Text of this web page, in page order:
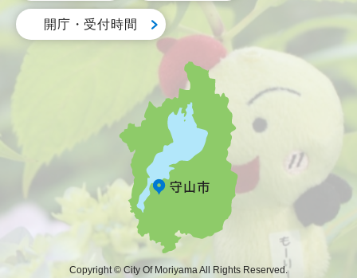
開庁・受付時間
Copyright © City Of Moriyama All Rights Reserved.